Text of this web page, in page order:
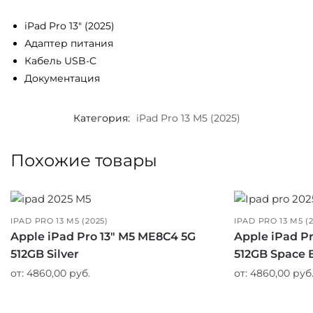
iPad Pro 13″ (2025)
Адаптер питания
Кабель USB-C
Документация
Категория: iPad Pro 13 M5 (2025)
Похожие товары
IPAD PRO 13 M5 (2025)
Apple iPad Pro 13″ M5 ME8C4 5G
512GB Silver
от: 4860,00 руб.
IPAD PRO 13 M5
Apple iPad
512GB Space
от: 4860,00 руб.